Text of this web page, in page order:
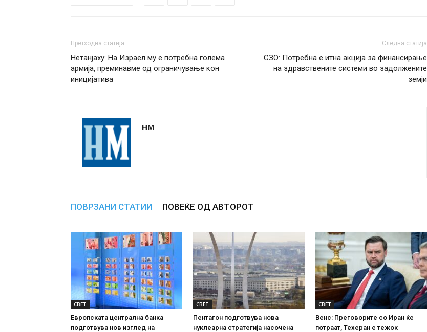
Претходна статија
Нетанјаху: На Израел му е потребна голема
армија, преминавме од ограничување кон
иницијатива
Следна статија
СЗО: Потребна е итна акција за финансирање
на здравствените системи во задолжените
земји
НМ
ПОВРЗАНИ СТАТИИ ПОВЕЌЕ ОД АВТОРОТ
СВЕТ
Европската централна банка
подготвува нов изглед на
СВЕТ
Пентагон подготвува нова
нуклеарна стратегија насочена
СВЕТ
Венс: Преговорите со Иран ќе
потраат, Техеран е тежок